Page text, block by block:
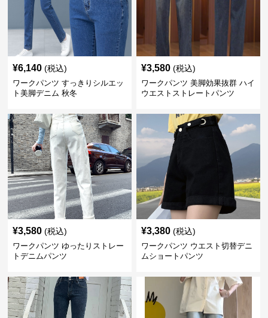
¥6,140 (税込)
ワークパンツ すっきりシルエッ
ト美脚デニム 秋冬
¥3,580 (税込)
ワークパンツ 美脚効果抜群 ハイ
ウエストストレートパンツ
¥3,580 (税込)
ワークパンツ ゆったりストレー
トデニムパンツ
¥3,380 (税込)
ワークパンツ ウエスト切替デニ
ムショートパンツ